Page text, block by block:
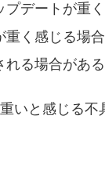
デートが重
く感じる場
れる場合がある
いと感じる